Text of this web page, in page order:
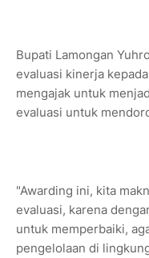
Bupati Lamongan
evaluasi kinerja
mengajak untuk
evaluasi untuk
"Awarding ini, kita
evaluasi, karena
untuk memperbaiki,
pengelolaan di